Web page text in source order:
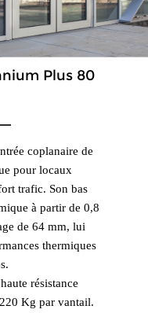
Plus 80
coplanaire de
pour locaux
trafic. Son bas
à partir de 0,8
de 64 mm, lui
thermiques
résistance
Kg par vantail.